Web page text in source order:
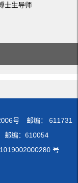
士生导师
号 邮编： 611731
邮编：610054
号